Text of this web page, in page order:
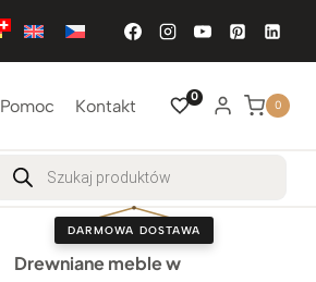
Pomoc Kontakt 0
0
Wyszukiwarka
produktów
DARMOWA DOSTAWA
Drewniane meble w